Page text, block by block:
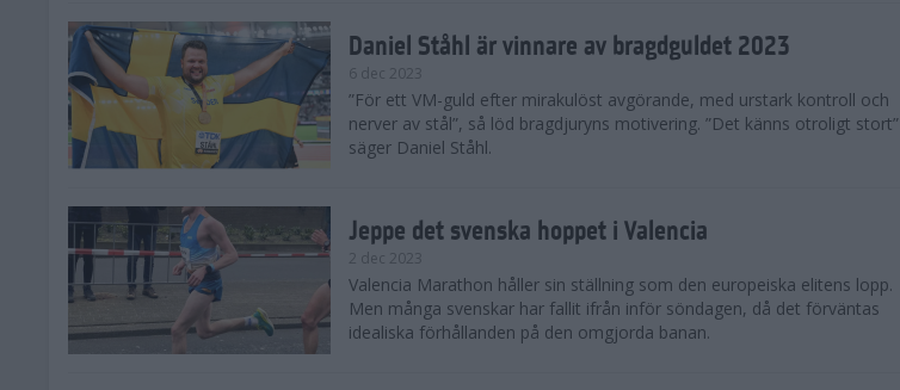
Daniel Ståhl är vinnare av bragdguldet 2023
6 dec 2023
”För ett VM-guld efter mirakulöst avgörande, med urstark kontroll och
nerver av stål”, så löd bragdjuryns motivering. ”Det känns otroligt stort”
säger Daniel Ståhl.
Jeppe det svenska hoppet i Valencia
2 dec 2023
Valencia Marathon håller sin ställning som den europeiska elitens lopp.
Men många svenskar har fallit ifrån inför söndagen, då det förväntas
idealiska förhållanden på den omgjorda banan.